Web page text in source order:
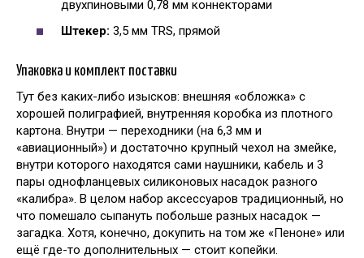
двухпиновыми 0,78 мм коннекторами
Штекер: 3,5 мм TRS, прямой
Упаковка и комплект поставки
Тут без каких-либо изысков: внешняя «обложка» с
хорошей полиграфией, внутренняя коробка из плотного
картона. Внутри — переходники (на 6,3 мм и
«авиационный») и достаточно крупный чехол на змейке,
внутри которого находятся сами наушники, кабель и 3
пары однофланцевых силиконовых насадок разного
«калибра». В целом набор аксессуаров традиционный, но
что помешало сыпануть побольше разных насадок —
загадка. Хотя, конечно, докупить на том же «Пеноне» или
ещё где-то дополнительных — стоит копейки.